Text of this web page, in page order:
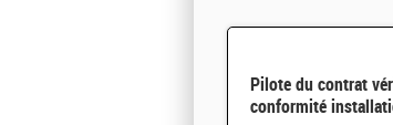
Pilote du contrat
conformité